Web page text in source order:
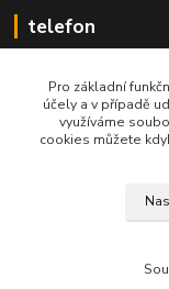
telefon
+420 727 880 789
PO - PÁ: 9 - 17
©
Pro základní
účely a v případě
využíváme
cookies můžete